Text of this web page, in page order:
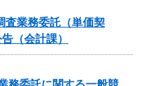
査業務委託（単価契
（会計課）